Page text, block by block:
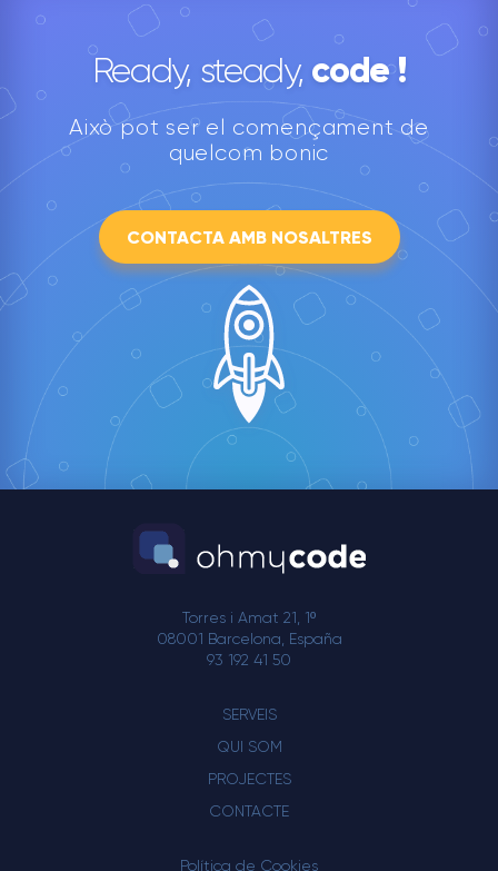
Ready, steady, code !
Això pot ser el començament de
quelcom bonic
CONTACTA AMB NOSALTRES
Torres i Amat 21, 1º
08001 Barcelona, España
93 192 41 50
SERVEIS
QUI SOM
PROJECTES
CONTACTE
Política de Cookies